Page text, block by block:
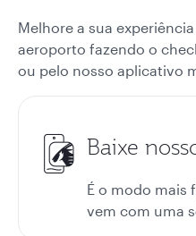
Melhore a sua
aeroporto fazendo o
ou pelo nosso aplicativo
Baixe
É o modo mais
vem com uma